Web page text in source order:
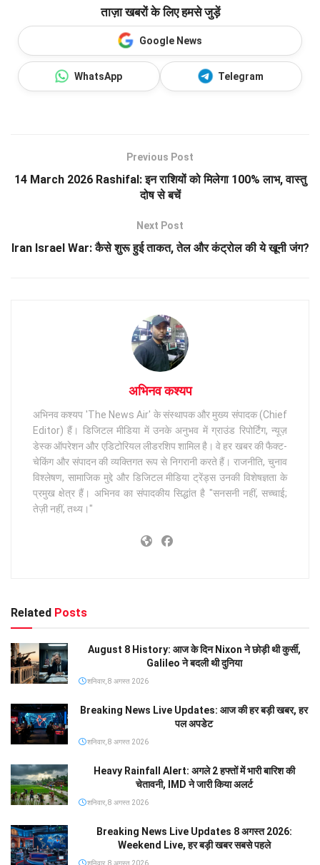
ताज़ा खबरों के लिए हमसे जुड़ें
Google News
WhatsApp Telegram
Previous Post
14 March 2026 Rashifal: इन राशियों को मिलेगा 100% लाभ, वास्तु
दोष से बचें
Next Post
Iran Israel War: कैसे शुरू हुई ताकत, तेल और कंट्रोल की ये खूनी जंग?
अभिनव कश्यप
अभिनव कश्यप 'The News Air' के संस्थापक और मुख्य संपादक (Chief
Editor) हैं। डिजिटल मीडिया में उनके अनुभव में ग्राउंड रिपोर्टिंग, न्यूज़
डेस्क ऑपरेशन और एडिटोरियल लीडरशिप शामिल है। वे हर खबर की फैक्ट-
चेकिंग और संपादन की व्यक्तिगत रूप से निगरानी करते हैं। राजनीति, चुनाव
विश्लेषण, सामाजिक मुद्दे और डिजिटल मीडिया ट्रेंड्स उनकी विशेषज्ञता के
प्रमुख क्षेत्र हैं। अभिनव का संपादकीय सिद्धांत है "सनसनी नहीं, सच्चाई;
तेज़ी नहीं, तथ्य।"
Related Posts
August 8 History: आज के दिन Nixon ने छोड़ी थी कुर्सी,
Galileo ने बदली थी दुनिया
शनिवार, 8 अगस्त 2026
Breaking News Live Updates: आज की हर बड़ी खबर, हर
पल अपडेट
शनिवार, 8 अगस्त 2026
Heavy Rainfall Alert: अगले 2 हफ्तों में भारी बारिश की
चेतावनी, IMD ने जारी किया अलर्ट
शनिवार, 8 अगस्त 2026
Breaking News Live Updates 8 अगस्त 2026:
Weekend Live, हर बड़ी खबर सबसे पहले
शनिवार, 8 अगस्त 2026